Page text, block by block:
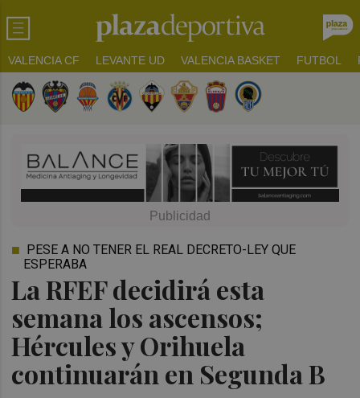
VALENCIA CF LEVANTE UD VALENCIA BASKET FUTBOL
La RFEF decidirá esta
semana los ascensos;
Hércules y Orihuela
continuarán en Segunda B
PESE A NO TENER EL REAL DECRETO-LEY QUE
ESPERABA